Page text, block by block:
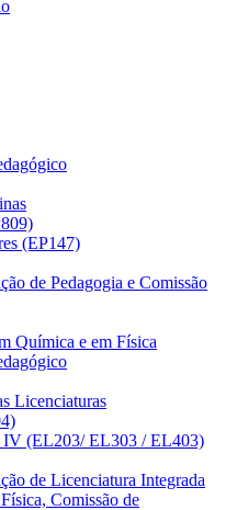
(EP147)
de Pedagogia e Comissão
Química e em Física
Licenciaturas
(EL203/ EL303 / EL403)
de Licenciatura Integrada
Comissão de